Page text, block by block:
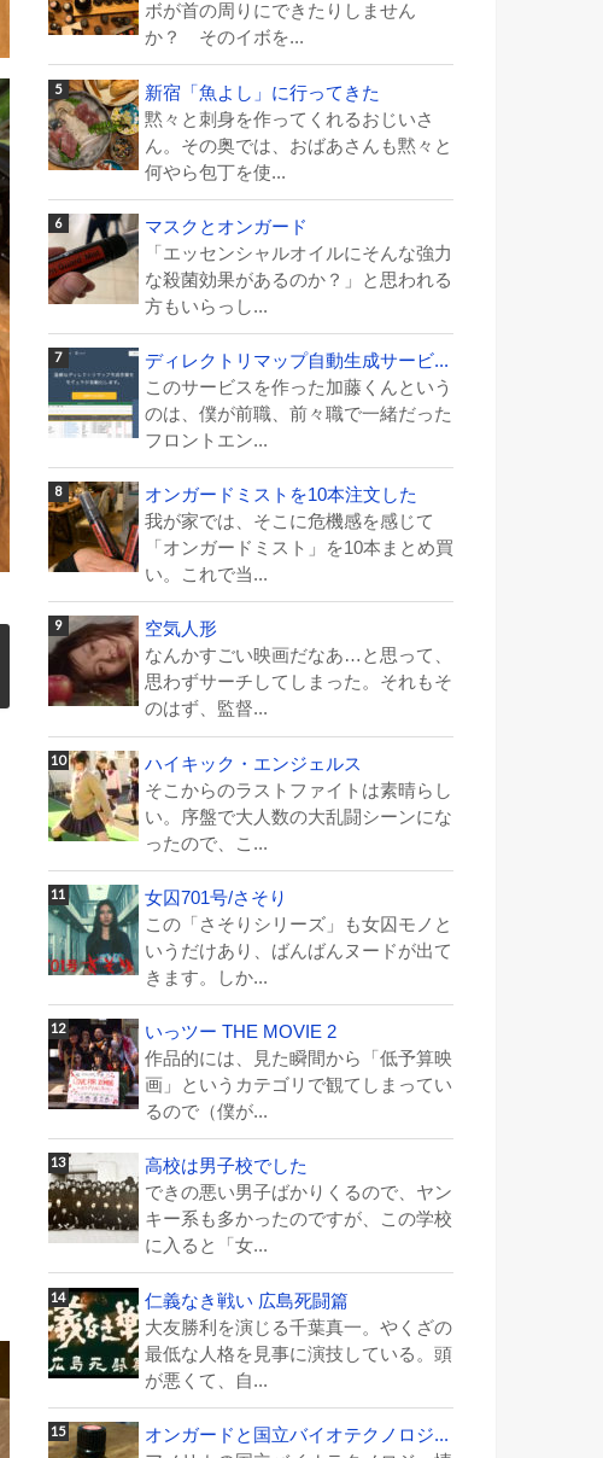
ボが首の周りにできたりしません
か？ そのイボを...
新宿「魚よし」に行ってきた
黙々と刺身を作ってくれるおじいさ
ん。その奥では、おばあさんも黙々と
何やら包丁を使...
マスクとオンガード
「エッセンシャルオイルにそんな強力
な殺菌効果があるのか？」と思われる
方もいらっし...
ディレクトリマップ自動生成サービ...
このサービスを作った加藤くんという
のは、僕が前職、前々職で一緒だった
フロントエン...
オンガードミストを10本注文した
我が家では、そこに危機感を感じて
「オンガードミスト」を10本まとめ買
い。これで当...
空気人形
なんかすごい映画だなあ…と思って、
思わずサーチしてしまった。それもそ
のはず、監督...
ハイキック・エンジェルス
そこからのラストファイトは素晴らし
い。序盤で大人数の大乱闘シーンにな
ったので、こ...
女囚701号/さそり
この「さそりシリーズ」も女囚モノと
いうだけあり、ばんばんヌードが出て
きます。しか...
いっツー THE MOVIE 2
作品的には、見た瞬間から「低予算映
画」というカテゴリで観てしまってい
るので（僕が...
高校は男子校でした
できの悪い男子ばかりくるので、ヤン
キー系も多かったのですが、この学校
に入ると「女...
仁義なき戦い 広島死闘篇
大友勝利を演じる千葉真一。やくざの
最低な人格を見事に演技している。頭
が悪くて、自...
オンガードと国立バイオテクノロジ...